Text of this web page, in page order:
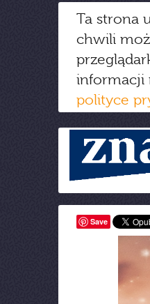
Ta strona
chwili
informacji
polityce
Save